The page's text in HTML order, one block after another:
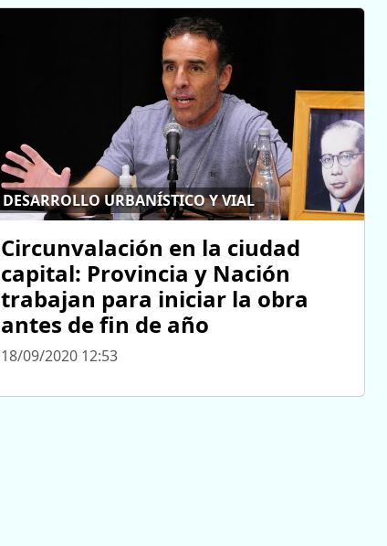
DESARROLLO URBANÍSTICO Y VIAL
Circunvalación en la ciudad
capital: Provincia y Nación
trabajan para iniciar la obra
antes de fin de año
18/09/2020 12:53